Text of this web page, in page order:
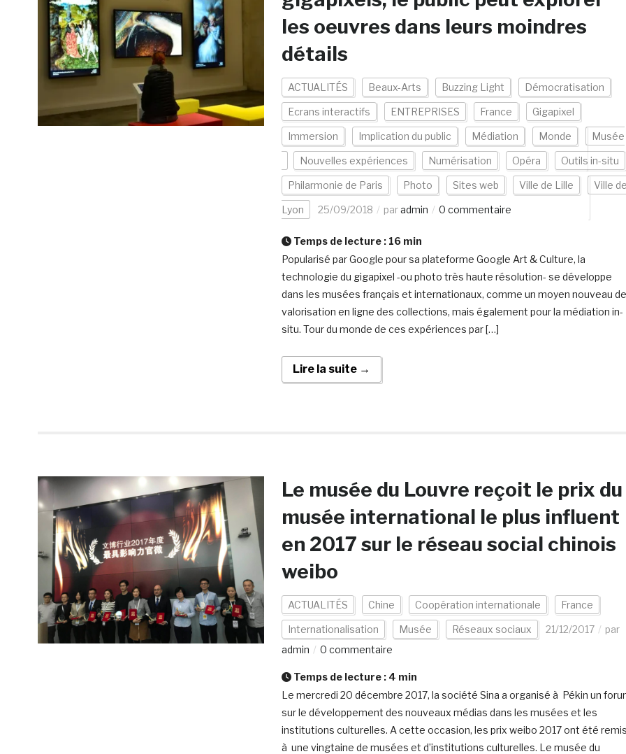
les oeuvres dans leurs moindres
détails
ACTUALITÉS Beaux-Arts Buzzing Light Démocratisation
Ecrans interactifs ENTREPRISES France Gigapixel
Immersion Implication du public Médiation Monde Musée
Nouvelles expériences Numérisation Opéra Outils in-situ
Philarmonie de Paris Photo Sites web Ville de Lille Ville
Lyon 25/09/2018 paradmin 0 commentaire
Temps de lecture : 16 min
Popularisé par Google pour sa plateforme Google Art & Culture, la
technologie du gigapixel -ou photo très haute résolution- se développe
dans les musées français et internationaux, comme un moyen nouveau de
valorisation en ligne des collections, mais également pour la médiation in-
situ. Tour du monde de ces expériences par […]
Lire la suite →
Le musée du Louvre reçoit le prix du
musée international le plus influent
en 2017 sur le réseau social chinois
weibo
ACTUALITÉS Chine Coopération internationale France
Internationalisation Musée Réseaux sociaux 21/12/2017
par
admin
0 commentaire
Temps de lecture : 4 min
Le mercredi 20 décembre 2017, la société Sina a organisé à Pékin un
sur le développement des nouveaux médias dans les musées et les
institutions culturelles. A cette occasion, les prix weibo 2017 ont été
à une vingtaine de musées et d’institutions culturelles. Le musée du